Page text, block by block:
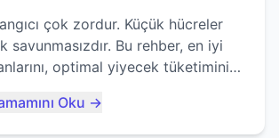
çok zordur. Küçük hücreler
savunmasızdır. Bu rehber, en iyi
tüketimini
anlatıyor...
Oku →